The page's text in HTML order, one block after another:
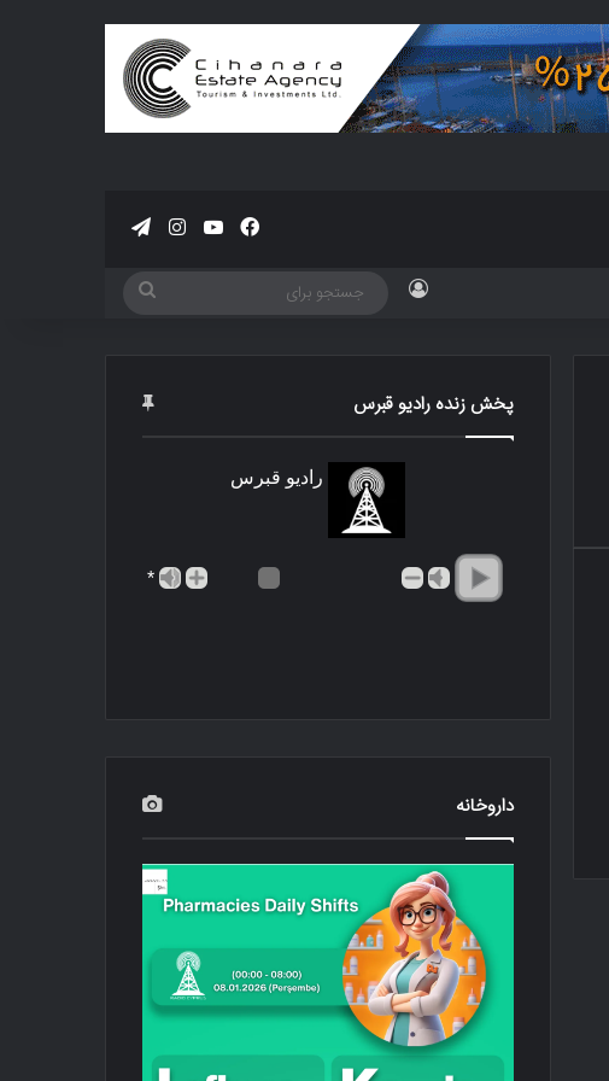
فیسبوکیوتیوباینستاگرام
پخش زنده رادیو قبرس
رادیو قبرس
*
داروخانه